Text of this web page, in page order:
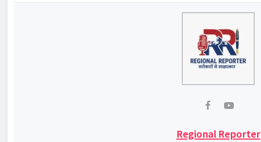
Regional Reporter